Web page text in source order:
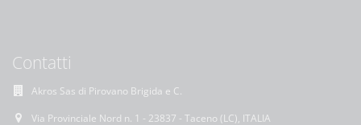
Contatti
Akros Sas di Pirovano Brigida e C.
Via Provinciale Nord n. 1 - 23837 - Taceno (LC), ITALIA